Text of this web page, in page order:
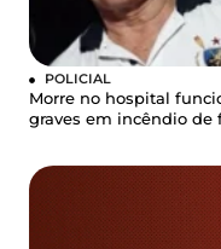
POLICIAL
Morre no hospital
graves em incêndio de